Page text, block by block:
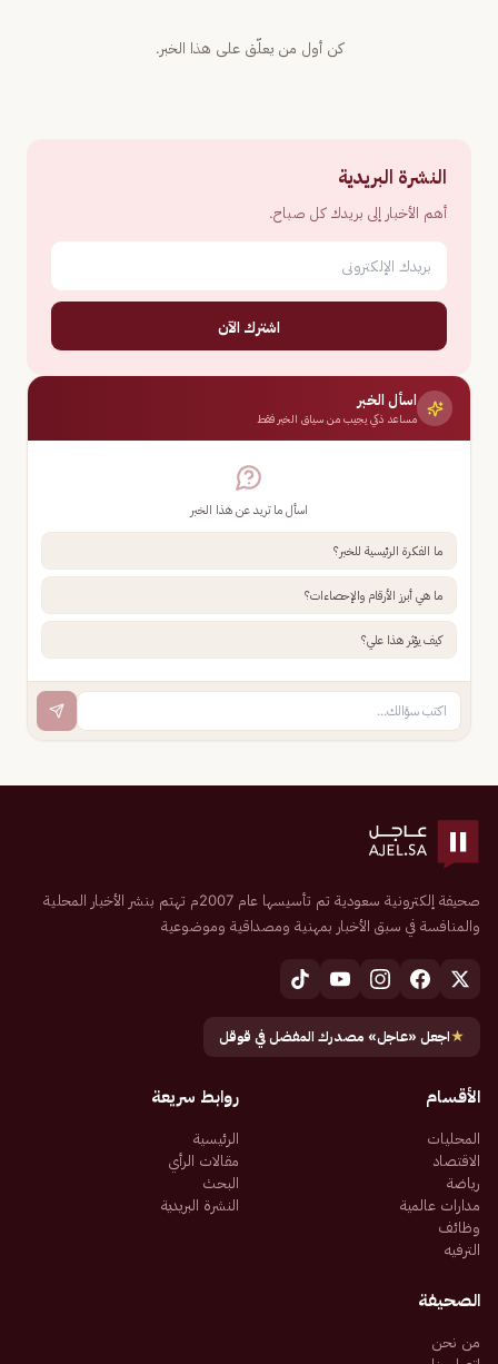
كن أول من يعلّق على هذا الخبر.
النشرة البريدية
أهم الأخبار إلى بريدك كل صباح.
اشترك الآن
اسأل الخبر
مساعد ذكي يجيب من سياق الخبر فقط
اسأل ما تريد عن هذا الخبر
ما الفكرة الرئيسية للخبر؟
ما هي أبرز الأرقام والإحصاءات؟
كيف يؤثر هذا علي؟
صحيفة إلكترونية سعودية تم تأسيسها عام 2007م تهتم بنشر الأخبار المحلية
والمنافسة في سبق الأخبار بمهنية ومصداقية وموضوعية
★اجعل «عاجل» مصدرك المفضل في قوقل
الأقسام
المحليات
الاقتصاد
رياضة
مدارات عالمية
وظائف
الترفيه
روابط سريعة
الرئيسية
مقالات الرأي
البحث
النشرة البريدية
الصحيفة
من نحن